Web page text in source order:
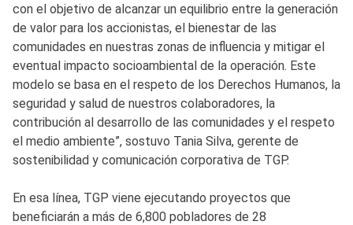
con el objetivo de alcanzar un equilibrio entre la generación
de valor para los accionistas, el bienestar de las
comunidades en nuestras zonas de influencia y mitigar el
eventual impacto socioambiental de la operación. Este
modelo se basa en el respeto de los Derechos Humanos, la
seguridad y salud de nuestros colaboradores, la
contribución al desarrollo de las comunidades y el respeto
el medio ambiente”, sostuvo Tania Silva, gerente de
sostenibilidad y comunicación corporativa de TGP.
En esa línea, TGP viene ejecutando proyectos que
beneficiarán a más de 6,800 pobladores de 28